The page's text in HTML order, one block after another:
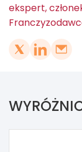
ekspert,